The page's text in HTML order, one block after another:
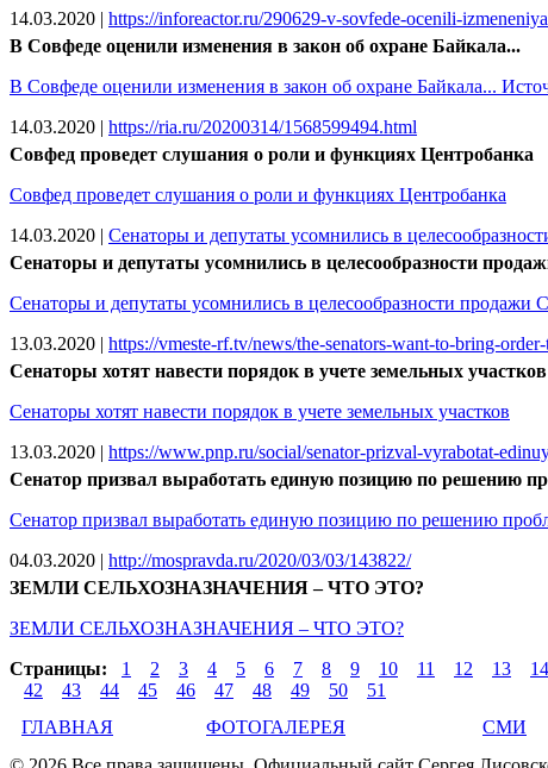
14.03.2020 | https://inforeactor.ru/290629-v-sovfede-ocenili-
В Совфеде оценили изменения в закон об охране Байкала...
В Совфеде оценили изменения в закон об охране Байкала...
14.03.2020 | https://ria.ru/20200314/1568599494.html
Совфед проведет слушания о роли и функциях Центробанка
Совфед проведет слушания о роли и функциях Центробанка
14.03.2020 | Сенаторы и депутаты усомнились в
Сенаторы и депутаты усомнились в целесообразности
Сенаторы и депутаты усомнились в целесообразности продажи
13.03.2020 | https://vmeste-rf.tv/news/the-senators-want-to-bring-
Сенаторы хотят навести порядок в учете земельных участков
Сенаторы хотят навести порядок в учете земельных участков
13.03.2020 | https://www.pnp.ru/social/senator-prizval-vyrabotat-
Сенатор призвал выработать единую позицию по решению
Сенатор призвал выработать единую позицию по решению
04.03.2020 | http://mospravda.ru/2020/03/03/143822/
ЗЕМЛИ СЕЛЬХОЗНАЗНАЧЕНИЯ – ЧТО ЭТО?
ЗЕМЛИ СЕЛЬХОЗНАЗНАЧЕНИЯ – ЧТО ЭТО?
Страницы:
1 2 3 4 5 6 7 8 9 10 11 12 13 14
42
43 44 45 46 47 48 49 50
51
ГЛАВНАЯ
ФОТОГАЛЕРЕЯ СМИ